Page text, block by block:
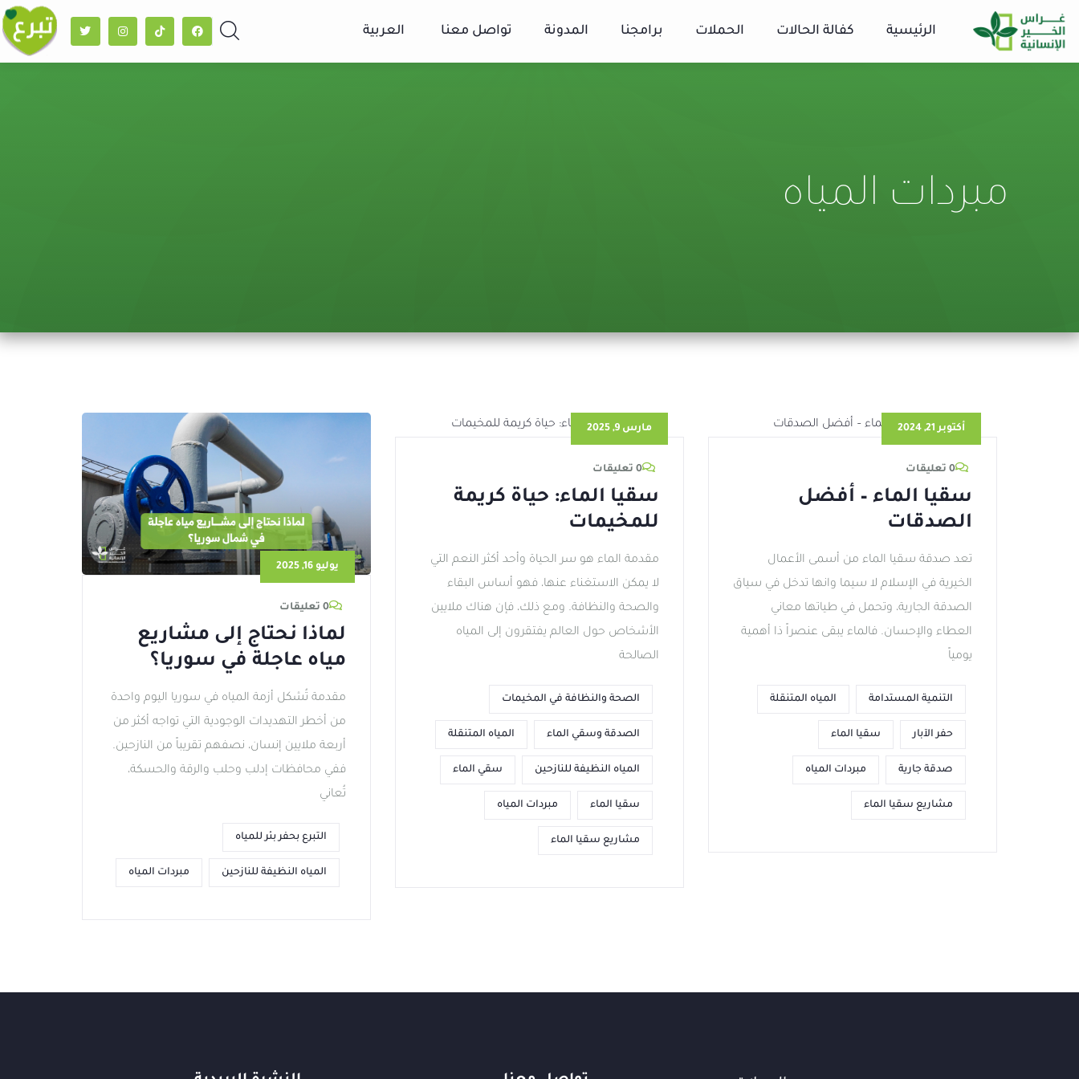
الرئيسية كفالة الحالات الحملات برامجنا المدونة تواصل معنا العربية
مبردات المياه
يوليو 16, 2025
0 تعليقات
لماذا نحتاج إلى مشاريع
مياه عاجلة في سوريا؟
مقدمة تُشكل أزمة المياه في سوريا اليوم واحدة
من أخطر التهديدات الوجودية التي تواجه أكثر من
أربعة ملايين إنسان، نصفهم تقريباً من النازحين.
ففي محافظات إدلب وحلب والرقة والحسكة،
تُعاني
التبرع بحفر بئر للمياه
المياه النظيفة للنازحين مبردات المياه
مارس 9, 2025
0 تعليقات
سقيا الماء: حياة كريمة
للمخيمات
مقدمة الماء هو سر الحياة وأحد أكثر النعم التي
لا يمكن الاستغناء عنها، فهو أساس البقاء
والصحة والنظافة. ومع ذلك، فإن هناك ملايين
الأشخاص حول العالم يفتقرون إلى المياه
الصالحة
الصحة والنظافة في المخيمات
الصدقة وسقي الماء المياه المتنقلة
المياه النظيفة للنازحين سقي الماء
سقيا الماء مبردات المياه
مشاريع سقيا الماء
أكتوبر 21, 2024
0 تعليقات
سقيا الماء – أفضل
الصدقات
تعد صدقة سقيا الماء من أسمى الأعمال
الخيرية في الإسلام لا سيما وانها تدخل في سياق
الصدقة الجارية، وتحمل في طياتها معاني
العطاء والإحسان. فالماء يبقى عنصراً ذا أهمية
يومياً
التنمية المستدامة المياه المتنقلة
حفر الآبار سقيا الماء
صدقة جارية مبردات المياه
مشاريع سقيا الماء